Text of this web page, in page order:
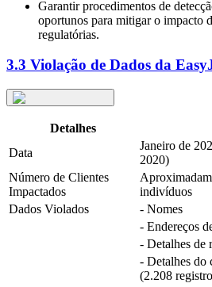
Garantir procedimentos de
oportunos para mitigar o impacto
regulatórias.
3.3 Violação de Dados da
Detalhes
Data
Janeiro de
2020)
Número de Clientes
Impactados
indivíduos
Dados Violados
- Nomes
- Endereços
- Detalhes de
- Detalhes do
(2.208